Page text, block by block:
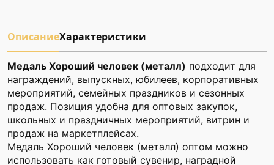
ОписаниеХарактеристики
Медаль Хороший человек (металл) подходит для
награждений, выпускных, юбилеев, корпоративных
мероприятий, семейных праздников и сезонных
продаж. Позиция удобна для оптовых закупок,
школьных и праздничных мероприятий, витрин и
продаж на маркетплейсах.
Медаль Хороший человек (металл) оптом можно
использовать как готовый сувенир, наградной